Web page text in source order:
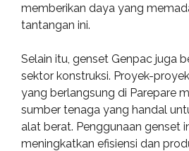
memberikan daya yang
tantangan ini.
Selain itu, genset Genpac juga
sektor konstruksi. Proyek-
yang berlangsung di Parepare
sumber tenaga yang handal
alat berat. Penggunaan genset
meningkatkan efisiensi dan